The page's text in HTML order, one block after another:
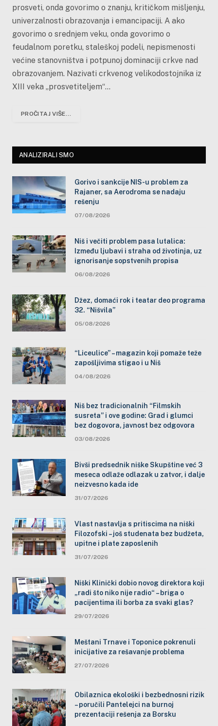
prosveti, onda govorimo o znanju, kritičkom mišljenju,
univerzalnosti obrazovanja i emancipaciji. A ako
govorimo o srednjem veku, onda govorimo o
feudalnom poretku, staleškoj podeli, nepismenosti
većine stanovništva i potpunoj dominaciji crkve nad
obrazovanjem. Nazivati crkvenog velikodostojnika iz
XIII veka „prosvetiteljem“…
PROČITAJ VIŠE...
ANALIZIRALI SMO
Gorivo i sankcije NIS-u problem za
Rajaner, sa Aerodroma se nadaju
rešenju
07/08/2026
Niš i večiti problem pasa lutalica:
Između ljubavi i straha od životinja, uz
ignorisanje sopstvenih propisa
06/08/2026
Džez, domaći rok i teatar deo programa
32. “Nišvila”
05/08/2026
“Liceulice” – magazin koji pomaže teže
zapošljivima stigao i u Niš
04/08/2026
Niš bez tradicionalnih “Filmskih
susreta” i ove godine: Grad i glumci
bez dogovora, javnost bez odgovora
03/08/2026
Bivši predsednik niške Skupštine već 3
meseca odlaže odlazak u zatvor, i dalje
neizvesno kada ide
31/07/2026
Vlast nastavlja s pritiscima na niški
Filozofski – još studenata bez budžeta,
upitne i plate zaposlenih
31/07/2026
Niški Klinički dobio novog direktora koji
„radi što niko nije radio“ – briga o
pacijentima ili borba za svaki glas?
29/07/2026
Meštani Trnave i Toponice pokrenuli
inicijative za rešavanje problema
27/07/2026
Obilaznica ekološki i bezbednosni rizik
– poručili Pantelejci na burnoj
prezentaciji rešenja za Borsku